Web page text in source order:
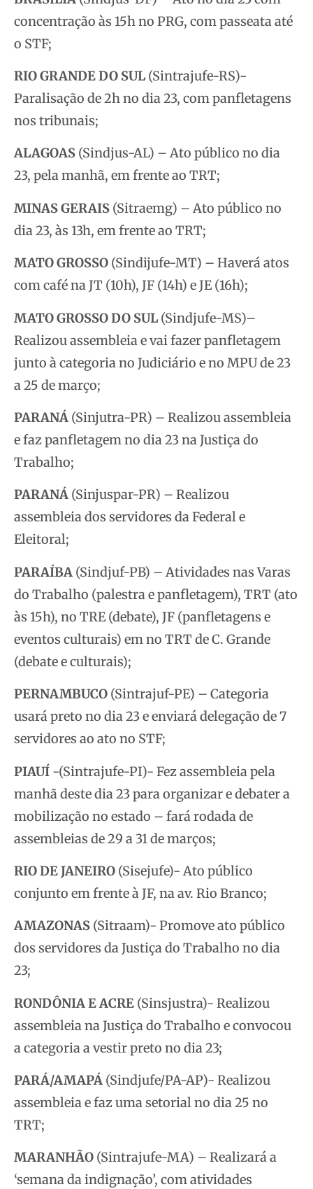
concentração às 15h no PRG, com passeata até
o STF;
RIO GRANDE DO SUL (Sintrajufe-RS)-
Paralisação de 2h no dia 23, com panfletagens
nos tribunais;
ALAGOAS (Sindjus-AL) – Ato público no dia
23, pela manhã, em frente ao TRT;
MINAS GERAIS (Sitraemg) – Ato público no
dia 23, às 13h, em frente ao TRT;
MATO GROSSO (Sindijufe-MT) – Haverá atos
com café na JT (10h), JF (14h) e JE (16h);
MATO GROSSO DO SUL (Sindjufe-MS)–
Realizou assembleia e vai fazer panfletagem
junto à categoria no Judiciário e no MPU de 23
a 25 de março;
PARANÁ (Sinjutra-PR) – Realizou assembleia
e faz panfletagem no dia 23 na Justiça do
Trabalho;
PARANÁ (Sinjuspar-PR) – Realizou
assembleia dos servidores da Federal e
Eleitoral;
PARAÍBA (Sindjuf-PB) – Atividades nas Varas
do Trabalho (palestra e panfletagem), TRT (ato
às 15h), no TRE (debate), JF (panfletagens e
eventos culturais) em no TRT de C. Grande
(debate e culturais);
PERNAMBUCO (Sintrajuf-PE) – Categoria
usará preto no dia 23 e enviará delegação de 7
servidores ao ato no STF;
PIAUÍ -(Sintrajufe-PI)- Fez assembleia pela
manhã deste dia 23 para organizar e debater a
mobilização no estado – fará rodada de
assembleias de 29 a 31 de marços;
RIO DE JANEIRO (Sisejufe)- Ato público
conjunto em frente à JF, na av. Rio Branco;
AMAZONAS (Sitraam)- Promove ato público
dos servidores da Justiça do Trabalho no dia
23;
RONDÔNIA E ACRE (Sinsjustra)- Realizou
assembleia na Justiça do Trabalho e convocou
a categoria a vestir preto no dia 23;
PARÁ/AMAPÁ (Sindjufe/PA-AP)- Realizou
assembleia e faz uma setorial no dia 25 no
TRT;
MARANHÃO (Sintrajufe-MA) – Realizará a
‘semana da indignação’, com atividades